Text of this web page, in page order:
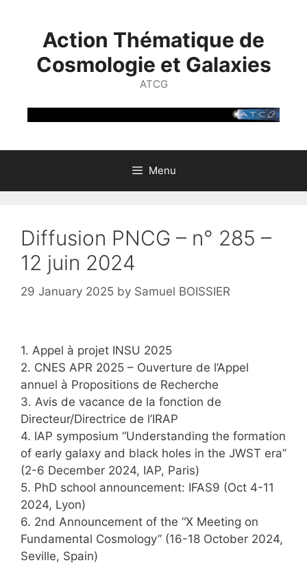
Action Thématique de
Cosmologie et Galaxies
ATCG
Menu
Diffusion PNCG – n° 285 –
12 juin 2024
29 January 2025 by Samuel BOISSIER
1. Appel à projet INSU 2025
2. CNES APR 2025 – Ouverture de l’Appel
annuel à Propositions de Recherche
3. Avis de vacance de la fonction de
Directeur/Directrice de l’IRAP
4. IAP symposium “Understanding the formation
of early galaxy and black holes in the JWST era”
(2-6 December 2024, IAP, Paris)
5. PhD school announcement: IFAS9 (Oct 4-11
2024, Lyon)
6. 2nd Announcement of the “X Meeting on
Fundamental Cosmology” (16-18 October 2024,
Seville, Spain)